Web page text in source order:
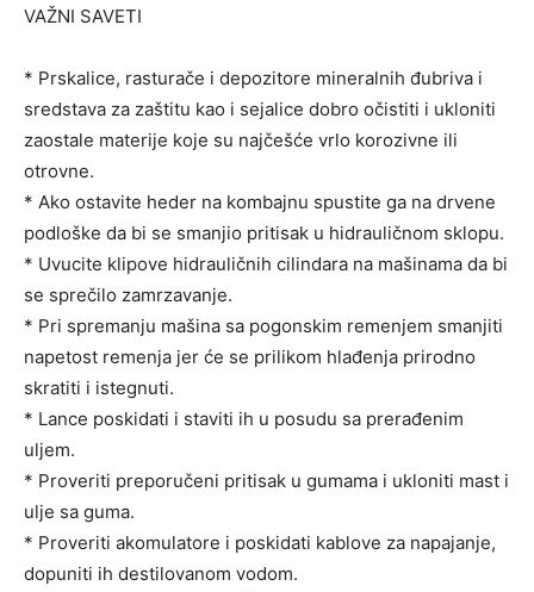
VAŽNI SAVETI
* Prskalice, rasturače i depozitore mineralnih đubriva i
sredstava za zaštitu kao i sejalice dobro očistiti i ukloniti
zaostale materije koje su najčešće vrlo korozivne ili
otrovne.
* Ako ostavite heder na kombajnu spustite ga na drvene
podloške da bi se smanjio pritisak u hidrauličnom sklopu.
* Uvucite klipove hidrauličnih cilindara na mašinama da bi
se sprečilo zamrzavanje.
* Pri spremanju mašina sa pogonskim remenjem smanjiti
napetost remenja jer će se prilikom hlađenja prirodno
skratiti i istegnuti.
* Lance poskidati i staviti ih u posudu sa prerađenim
uljem.
* Proveriti preporučeni pritisak u gumama i ukloniti mast i
ulje sa guma.
* Proveriti akomulatore i poskidati kablove za napajanje,
dopuniti ih destilovanom vodom.